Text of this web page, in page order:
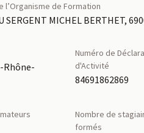
l’Organisme de Formation
SERGENT MICHEL BERTHET,
Rhône-
Numéro de
d'Activité
84691862869
Nombre de
formés